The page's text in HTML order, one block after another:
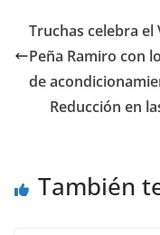
Truchas celebra el
Peña Ramiro con
de
Reducción en
También